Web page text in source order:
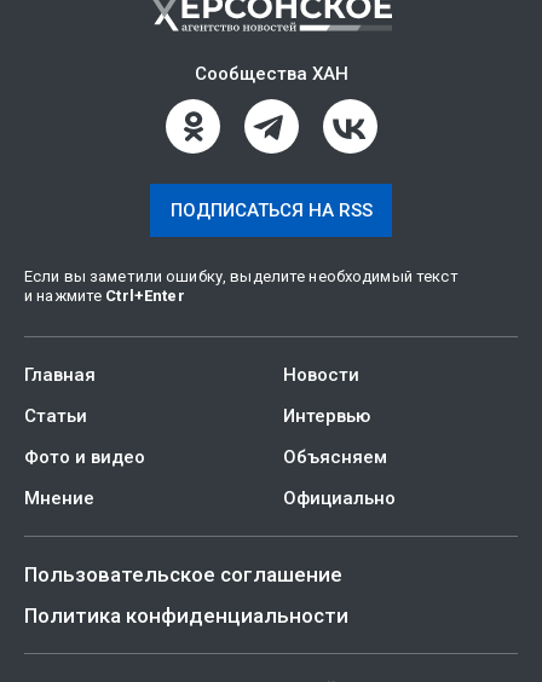
Сообщества ХАН
ПОДПИСАТЬСЯ НА RSS
Если вы заметили ошибку, выделите необходимый текст
и нажмите Ctrl +Enter
Главная
Новости
Статьи
Интервью
Фото и видео
Объясняем
Мнение
Официально
Пользовательское соглашение
Политика конфиденциальности